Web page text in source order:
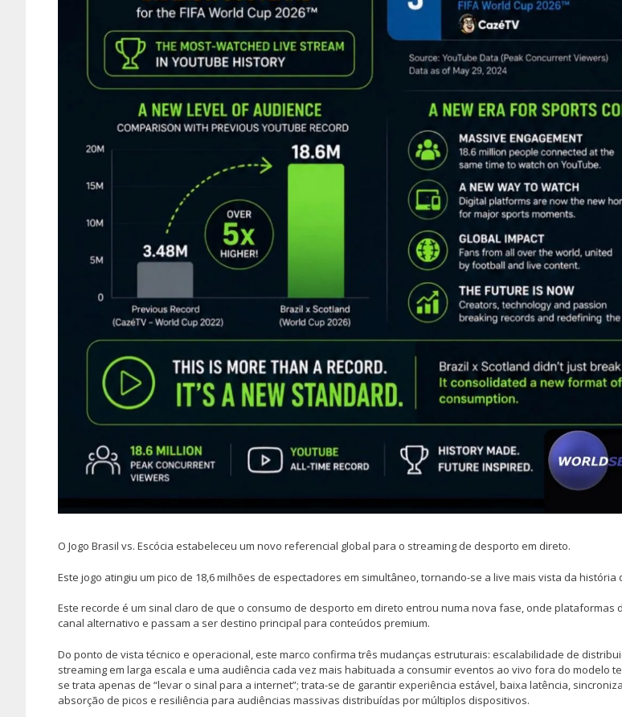
O Jogo Brasil vs. Escócia estabeleceu um novo referencial global para o streaming de desporto em direto.
Este jogo atingiu um pico de 18,6 milhões de espectadores em simultâneo, tornando-se a live mais vista da história
Este recorde é um sinal claro de que o consumo de desporto em direto entrou numa nova fase, onde plataformas
canal alternativo e passam a ser destino principal para conteúdos premium.
Do ponto de vista técnico e operacional, este marco confirma três mudanças estruturais: escalabilidade de
streaming em larga escala e uma audiência cada vez mais habituada a consumir eventos ao vivo fora do modelo
se trata apenas de “levar o sinal para a internet”; trata-se de garantir experiência estável, baixa latência,
absorção de picos e resiliência para audiências massivas distribuídas por múltiplos dispositivos.